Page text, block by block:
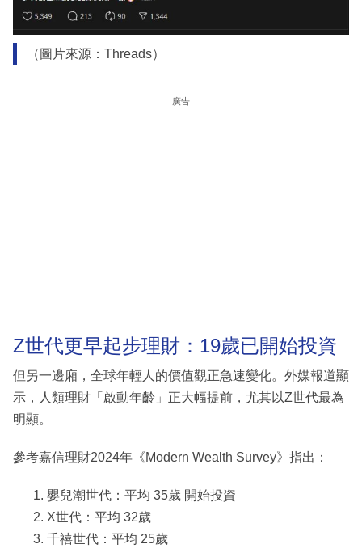
（圖片來源：Threads）
廣告
Z世代更早起步理財：19歲已開始投資
但另一邊廂，全球年輕人的價值觀正急速變化。外媒報道顯
示，人類理財「啟動年齡」正大幅提前，尤其以Z世代最為
明顯。
參考嘉信理財2024年《Modern Wealth Survey》指出：
嬰兒潮世代：平均 35歲 開始投資
X世代：平均 32歲
千禧世代：平均 25歲